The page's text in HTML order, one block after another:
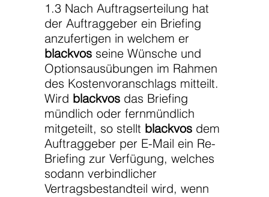
1.3 Nach Auftragserteilung hat
der Auftraggeber ein Briefing
anzufertigen in welchem er
blackvos seine Wünsche und
Optionsausübungen im Rahmen
des Kostenvoranschlags mitteilt.
Wird blackvos das Briefing
mündlich oder fernmündlich
mitgeteilt, so stellt blackvos dem
Auftraggeber per E-Mail ein Re-
Briefing zur Verfügung, welches
sodann verbindlicher
Vertragsbestandteil wird, wenn